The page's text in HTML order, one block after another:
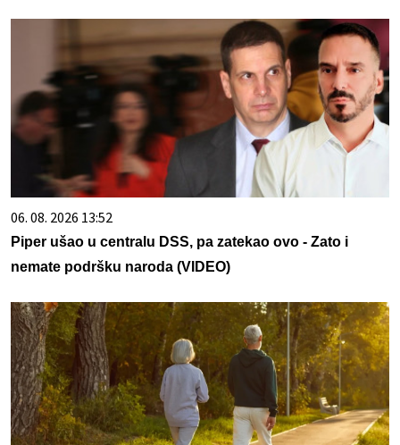
06. 08. 2026 13:52
Piper ušao u centralu DSS, pa zatekao ovo - Zato i
nemate podršku naroda (VIDEO)